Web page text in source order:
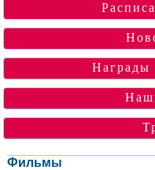
Фильмы